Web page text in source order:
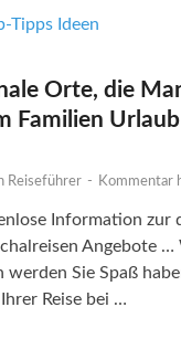
Orte, die
Familien
Reiseführer - Kommentar
Information zur
Angebote …
werden Sie Spaß
Reise bei …